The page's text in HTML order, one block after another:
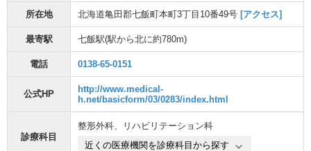
所在地 北海道亀田郡七飯町本町3丁目10番49号 [アクセス]
最寄駅 七飯駅(駅から北に約780m)
電話 0138-65-0151
公式HP
http://www.medical-
h.net/basicform/03/0283/index.html
診療科目
整形外科、
リハビリテーション科
近くの医療機関を診療科目から探す